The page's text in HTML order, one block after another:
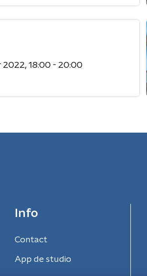
2022 18:00 - 20:00
Info
Contact
App de studio